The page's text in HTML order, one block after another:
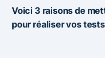
Voici 3 raisons de
pour réaliser vos